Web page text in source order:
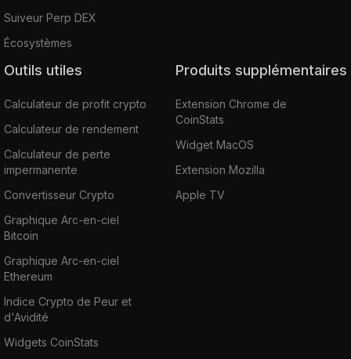
Suiveur Perp DEX
Écosystèmes
Outils utiles
Calculateur de profit crypto
Calculateur de rendement
Calculateur de perte
impermanente
Convertisseur Crypto
Graphique Arc-en-ciel
Bitcoin
Graphique Arc-en-ciel
Ethereum
Indice Crypto de Peur et
d'Avidité
Widgets CoinStats
Produits supplémentaires
Extension Chrome de
CoinStats
Widget MacOS
Extension Mozilla
Apple TV